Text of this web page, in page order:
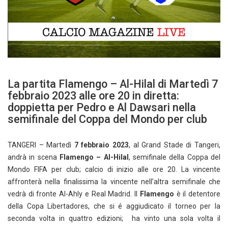
La partita Flamengo – Al-Hilal di Martedì 7
febbraio 2023 alle ore 20 in diretta:
doppietta per Pedro e Al Dawsari nella
semifinale del Coppa del Mondo per club
TANGERI – Martedì 7 febbraio 2023, al Grand Stade di Tangeri,
andrà in scena Flamengo – Al-Hilal , semifinale della Coppa del
Mondo FIFA per club; calcio di inizio alle ore 20. La vincente
affronterà nella finalissima la vincente nell’altra semifinale che
vedrà di fronte Al-Ahly e Real Madrid. Il
Flamengo è il detentore
della Copa Libertadores, che si é aggiudicato il torneo per la
seconda volta in quattro edizioni; ha vinto una sola volta il